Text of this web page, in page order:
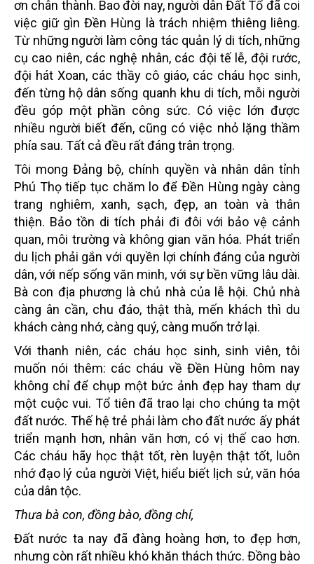
ơn chân thành. Bao đời nay, người dân Đất Tổ đã coi
việc giữ gìn Đền Hùng là trách nhiệm thiêng liêng.
Từ những người làm công tác quản lý di tích, những
cụ cao niên, các nghệ nhân, các đội tế lễ, đội rước,
đội hát Xoan, các thầy cô giáo, các cháu học sinh,
đến từng hộ dân sống quanh khu di tích, mỗi người
đều góp một phần công sức. Có việc lớn được
nhiều người biết đến, cũng có việc nhỏ lặng thầm
phía sau. Tất cả đều rất đáng trân trọng.
Tôi mong Đảng bộ, chính quyền và nhân dân tỉnh
Phú Thọ tiếp tục chăm lo để Đền Hùng ngày càng
trang nghiêm, xanh, sạch, đẹp, an toàn và thân
thiện. Bảo tồn di tích phải đi đôi với bảo vệ cảnh
quan, môi trường và không gian văn hóa. Phát triển
du lịch phải gắn với quyền lợi chính đáng của người
dân, với nếp sống văn minh, với sự bền vững lâu dài.
Bà con địa phương là chủ nhà của lễ hội. Chủ nhà
càng ân cần, chu đáo, thật thà, mến khách thì du
khách càng nhớ, càng quý, càng muốn trở lại.
Với thanh niên, các cháu học sinh, sinh viên, tôi
muốn nói thêm: các cháu về Đền Hùng hôm nay
không chỉ để chụp một bức ảnh đẹp hay tham dự
một cuộc vui. Tổ tiên đã trao lại cho chúng ta một
đất nước. Thế hệ trẻ phải làm cho đất nước ấy phát
triển mạnh hơn, nhân văn hơn, có vị thế cao hơn.
Các cháu hãy học thật tốt, rèn luyện thật tốt, luôn
nhớ đạo lý của người Việt, hiểu biết lịch sử, văn hóa
của dân tộc.
Thưa bà con, đồng bào, đồng chí,
Đất nước ta nay đã đàng hoàng hơn, to đẹp hơn,
nhưng còn rất nhiều khó khăn thách thức. Đồng bào